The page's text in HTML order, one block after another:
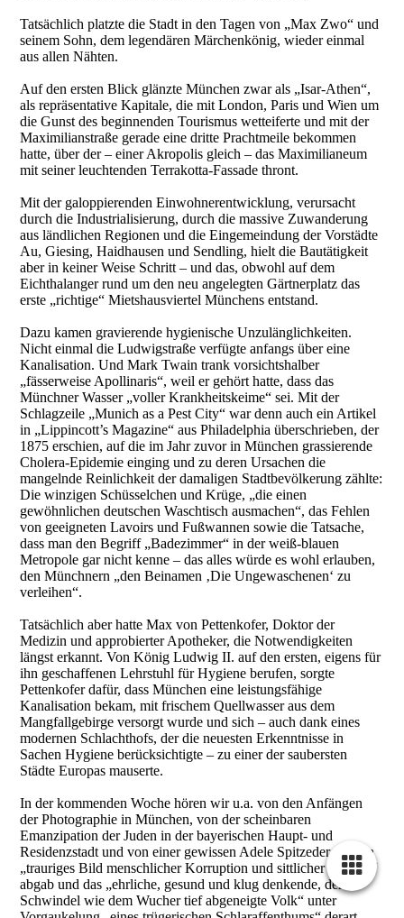
Tatsächlich platzte die Stadt in den Tagen von „Max Zwo“ und
seinem Sohn, dem legendären Märchenkönig, wieder einmal
aus allen Nähten.
Auf den ersten Blick glänzte München zwar als „Isar-Athen“,
als repräsentative Kapitale, die mit London, Paris und Wien um
die Gunst des beginnenden Tourismus wetteiferte und mit der
Maximilianstraße gerade eine dritte Prachtmeile bekommen
hatte, über der – einer Akropolis gleich – das Maximilianeum
mit seiner leuchtenden Terrakotta-Fassade thront.
Mit der galoppierenden Einwohnerentwicklung, verursacht
durch die Industrialisierung, durch die massive Zuwanderung
aus ländlichen Regionen und die Eingemeindung der Vorstädte
Au, Giesing, Haidhausen und Sendling, hielt die Bautätigkeit
aber in keiner Weise Schritt – und das, obwohl auf dem
Eichthalanger rund um den neu angelegten Gärtnerplatz das
erste „richtige“ Mietshausviertel Münchens entstand.
Dazu kamen gravierende hygienische Unzulänglichkeiten.
Nicht einmal die Ludwigstraße verfügte anfangs über eine
Kanalisation. Und Mark Twain trank vorsichtshalber
„fässerweise Apollinaris“, weil er gehört hatte, dass das
Münchner Wasser „voller Krankheitskeime“ sei. Mit der
Schlagzeile „Munich as a Pest City“ war denn auch ein Artikel
in „Lippincott’s Magazine“ aus Philadelphia überschrieben, der
1875 erschien, auf die im Jahr zuvor in München grassierende
Cholera-Epidemie einging und zu deren Ursachen die
mangelnde Reinlichkeit der damaligen Stadtbevölkerung zählte:
Die winzigen Schüsselchen und Krüge, „die einen
gewöhnlichen deutschen Waschtisch ausmachen“, das Fehlen
von geeigneten Lavoirs und Fußwannen sowie die Tatsache,
dass man den Begriff „Badezimmer“ in der weiß-blauen
Metropole gar nicht kenne – das alles würde es wohl erlauben,
den Münchnern „den Beinamen ‚Die Ungewaschenen‘ zu
verleihen“.
Tatsächlich aber hatte Max von Pettenkofer, Doktor der
Medizin und approbierter Apotheker, die Notwendigkeiten
längst erkannt. Von König Ludwig II. auf den ersten, eigens für
ihn geschaffenen Lehrstuhl für Hygiene berufen, sorgte
Pettenkofer dafür, dass München eine leistungsfähige
Kanalisation bekam, mit frischem Quellwasser aus dem
Mangfallgebirge versorgt wurde und sich – auch dank eines
modernen Schlachthofs, der die neuesten Erkenntnisse in
Sachen Hygiene berücksichtigte – zu einer der saubersten
Städte Europas mauserte.
In der kommenden Woche hören wir u.a. von den Anfängen
der Photographie in München, von der scheinbaren
Emanzipation der Juden in der bayerischen Haupt- und
Residenzstadt und von einer gewissen Adele Spitzeder, die ein
„trauriges Bild menschlicher Korruption und sittlicher Fäulniß“
abgab und das „ehrliche, gesund und klug denkende, dem
Schwindel wie dem Wucher tief abgeneigte Volk“ unter